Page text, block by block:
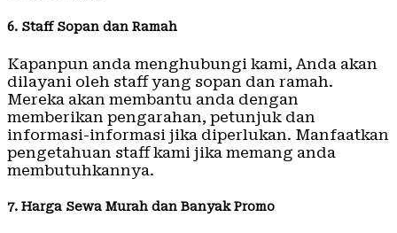
6. Staff Sopan dan Ramah
Kapanpun anda menghubungi kami, Anda akan
dilayani oleh staff yang sopan dan ramah.
Mereka akan membantu anda dengan
memberikan pengarahan, petunjuk dan
informasi-informasi jika diperlukan. Manfaatkan
pengetahuan staff kami jika memang anda
membutuhkannya.
7. Harga Sewa Murah dan Banyak Promo